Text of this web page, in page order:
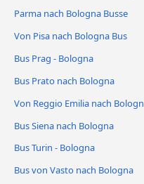
Parma nach Bologna Busse
Von Pisa nach Bologna Bus
Bus Prag - Bologna
Bus Prato nach Bologna
Von Reggio Emilia nach
Bus Siena nach Bologna
Bus Turin - Bologna
Bus von Vasto nach Bologna